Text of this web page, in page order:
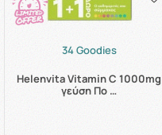
34 Goodies
Helenvita Vitamin C 1000mg
γεύση Πο …